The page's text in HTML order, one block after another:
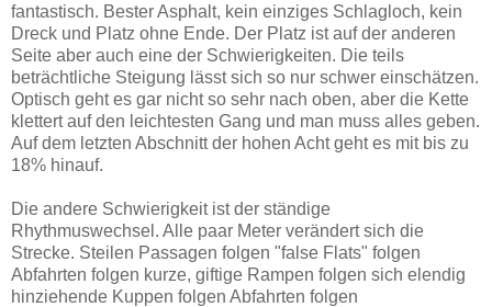
fantastisch. Bester Asphalt, kein einziges Schlagloch, kein
Dreck und Platz ohne Ende. Der Platz ist auf der anderen
Seite aber auch eine der Schwierigkeiten. Die teils
beträchtliche Steigung lässt sich so nur schwer einschätzen.
Optisch geht es gar nicht so sehr nach oben, aber die Kette
klettert auf den leichtesten Gang und man muss alles geben.
Auf dem letzten Abschnitt der hohen Acht geht es mit bis zu
18% hinauf.
Die andere Schwierigkeit ist der ständige
Rhythmuswechsel. Alle paar Meter verändert sich die
Strecke. Steilen Passagen folgen "false Flats" folgen
Abfahrten folgen kurze, giftige Rampen folgen sich elendig
hinziehende Kuppen folgen Abfahrten folgen